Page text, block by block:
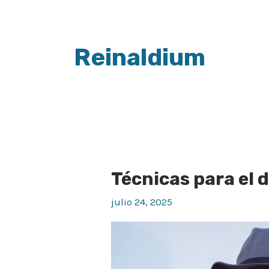
Reinaldium
Técnicas para el
julio 24, 2025
Técnicas
entradas